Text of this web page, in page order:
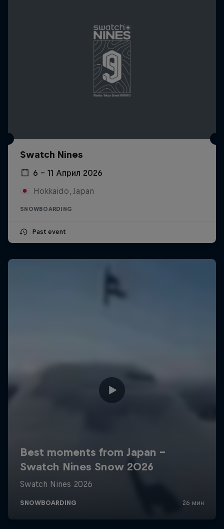
Swatch Nines
6 – 11 Април 2026
Hokkaido, Japan
SNOWBOARDING
Past event